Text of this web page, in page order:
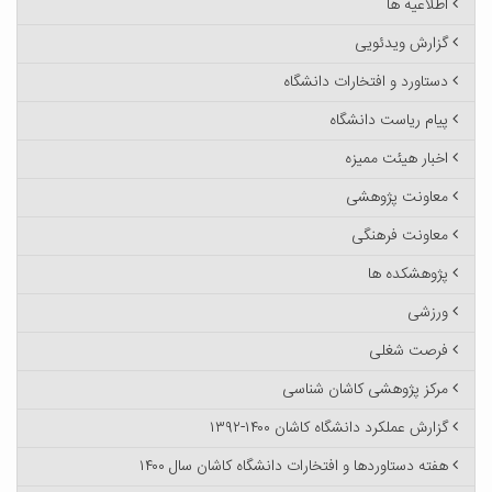
اطلاعیه ها
گزارش ویدئویی
دستاورد و افتخارات دانشگاه
پیام ریاست دانشگاه
اخبار هیئت ممیزه
معاونت پژوهشی
معاونت فرهنگی
پژوهشکده ها
ورزشی
فرصت شغلی
مرکز پژوهشی کاشان شناسی
گزارش عملکرد دانشگاه کاشان ۱۴۰۰-۱۳۹۲
هفته دستاوردها و افتخارات دانشگاه کاشان سال ۱۴۰۰